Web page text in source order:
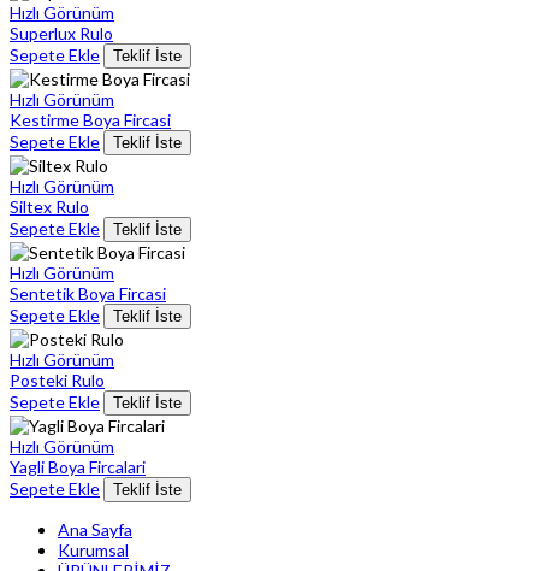
Hızlı Görünüm
Superlux Rulo
Sepete Ekle
Teklif İste
Hızlı Görünüm
Kestirme Boya Fircasi
Sepete Ekle
Teklif İste
Hızlı Görünüm
Siltex Rulo
Sepete Ekle
Teklif İste
Hızlı Görünüm
Sentetik Boya Fircasi
Sepete Ekle
Teklif İste
Hızlı Görünüm
Posteki Rulo
Sepete Ekle
Teklif İste
Hızlı Görünüm
Yagli Boya Fircalari
Sepete Ekle
Teklif İste
Ana Sayfa
Kurumsal